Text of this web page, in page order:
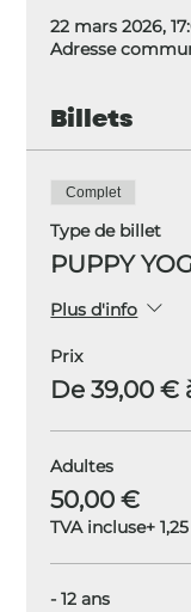
22 mars 2026,
Adresse
Billets
Complet
Type de billet
PUPPY
Plus d'info
Prix
De 39,00 €
Adultes
50,00 €
TVA incluse+
- 12 ans